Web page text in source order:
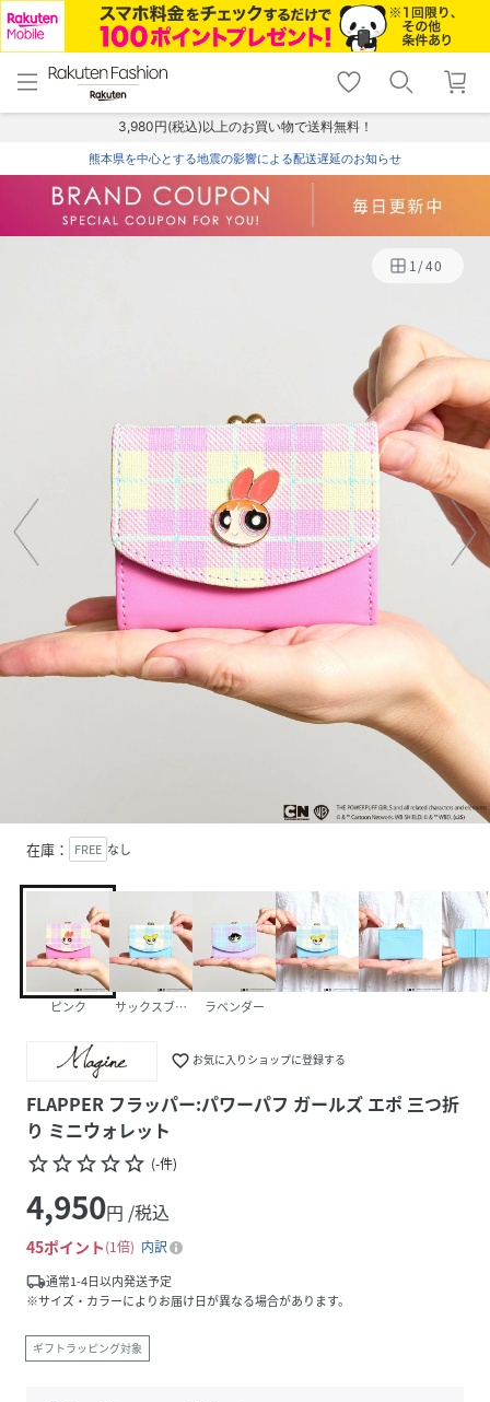
menu home
トップ
shopping_cart lock_outline
ログイン
3,980円(税込)以上のお買い物で送料無料！
熊本県を中心とする地震の影響による配送遅延のお知らせ
1/40
在庫： FREE なし
ピンク サックスブルー ラベンダー
favorite_border お気に入りショップに登録する
FLAPPER フラッパー:パワーパフ ガールズ エポ 三つ折
り ミニウォレット
star_borderstar_borderstar_borderstar_borderstar_border (-件)
4,950円 /税込
45ポイント 1倍
内訳
local_shipping通常1-4日以内発送予定
※サイズ・カラーによりお届け日が異なる場合があります。
ギフトラッピング対象